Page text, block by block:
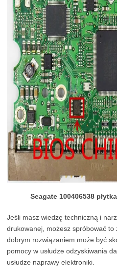
Seagate 100406538
Jeśli masz wiedzę techniczną i
drukowanej, możesz spróbować to
dobrym rozwiązaniem może być
pomocy w usłudze odzyskiwania
usłudze naprawy elektroniki.